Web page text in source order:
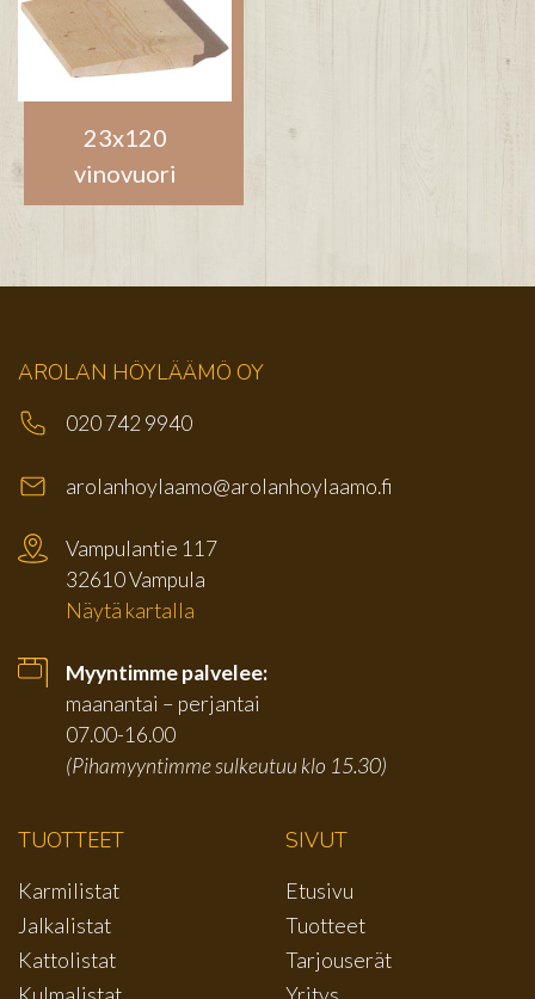
23x120
vinovuori
AROLAN HÖYLÄÄMÖ OY
020 742 9940
arolanhoylaamo@arolanhoylaamo.fi
Vampulantie 117
32610 Vampula
Näytä kartalla
Myyntimme palvelee:
maanantai – perjantai
07.00-16.00
(Pihamyyntimme sulkeutuu klo 15.30)
TUOTTEET
Karmilistat
Jalkalistat
Kattolistat
SIVUT
Etusivu
Tuotteet
Tarjouserät